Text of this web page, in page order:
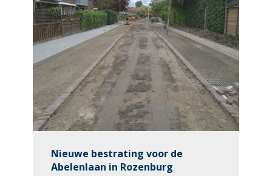
Nieuwe bestrating voor de
Abelenlaan in Rozenburg